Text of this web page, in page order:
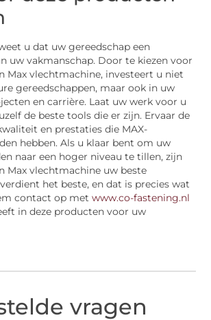
u dat uw gereedschap een
uw vakmanschap. Door te kiezen voor
Max vlechtmachine, investeert u niet
gereedschappen, maar ook in uw
en carrière. Laat uw werk voor u
de beste tools die er zijn. Ervaar de
en prestaties die MAX-
hebben. Als u klaar bent om uw
naar een hoger niveau te tillen, zijn
Max vlechtmachine uw beste
het beste, en dat is precies wat
contact op metwww.co-fastening.nl
in deze producten voor uw
vragen